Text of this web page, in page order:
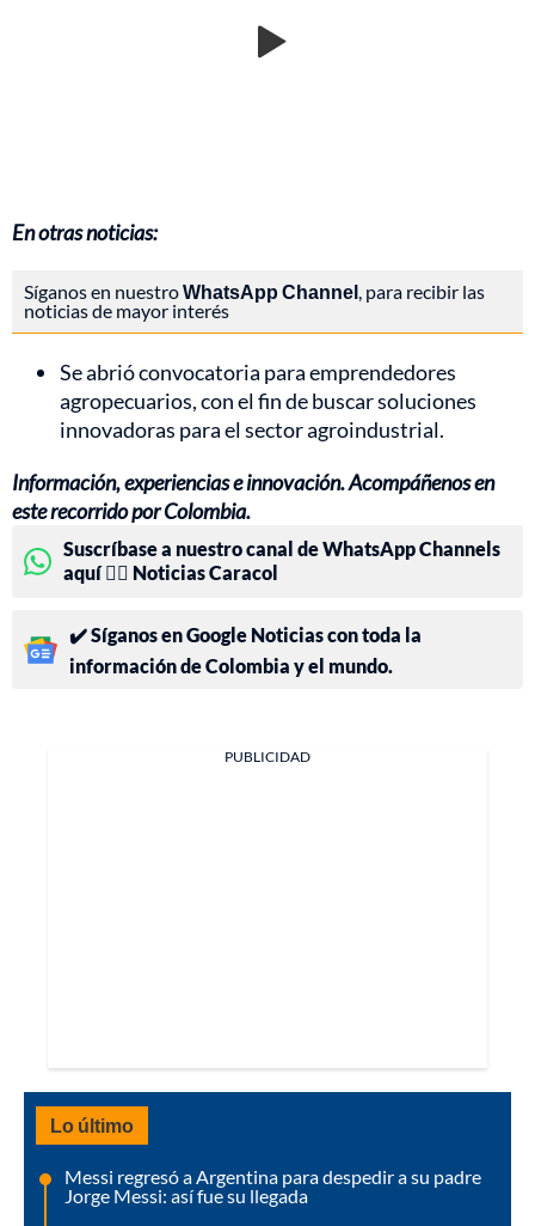
En otras noticias:
Síganos en nuestroWhatsApp Channel, para recibir las
noticias de mayor interés
Se abrió convocatoria para emprendedores
agropecuarios, con el fin de buscar soluciones
innovadoras para el sector agroindustrial.
Información, experiencias e innovación. Acompáñenos en
este recorrido por Colombia.
Suscríbase a nuestro canal de WhatsApp Channels
aquí 👉🏻 Noticias Caracol
✔️ Síganos en Google Noticias con toda la
información de Colombia y el mundo.
PUBLICIDAD
Lo último
Messi regresó a Argentina para despedir a su padre
Jorge Messi: así fue su llegada